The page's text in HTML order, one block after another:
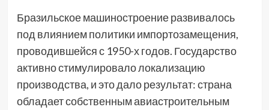
Бразильское машиностроение развивалось
под влиянием политики импортозамещения,
проводившейся с 1950-х годов. Государство
активно стимулировало локализацию
производства, и это дало результат: страна
обладает собственным авиастроительным